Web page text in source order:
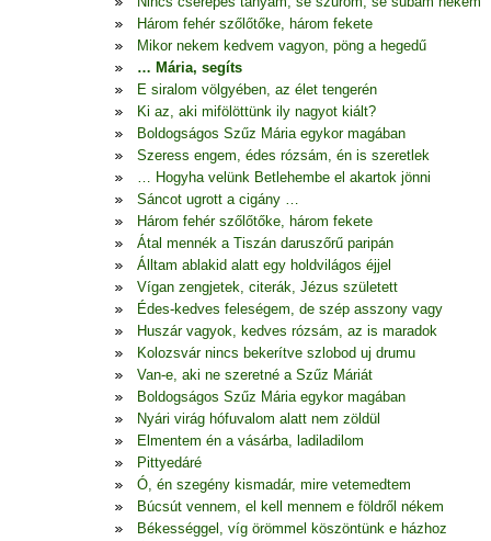
Három fehér szőlőtőke, három fekete
Mikor nekem kedvem vagyon, pöng a hegedű
… Mária, segíts
E siralom völgyében, az élet tengerén
Ki az, aki mifölöttünk ily nagyot kiált?
Boldogságos Szűz Mária egykor magában
Szeress engem, édes rózsám, én is szeretlek
… Hogyha velünk Betlehembe el akartok jönni
Sáncot ugrott a cigány …
Három fehér szőlőtőke, három fekete
Átal mennék a Tiszán daruszőrű paripán
Álltam ablakid alatt egy holdvilágos éjjel
Vígan zengjetek, citerák, Jézus született
Édes-kedves feleségem, de szép asszony vagy
Huszár vagyok, kedves rózsám, az is maradok
Kolozsvár nincs bekerítve szlobod uj drumu
Van-e, aki ne szeretné a Szűz Máriát
Boldogságos Szűz Mária egykor magában
Nyári virág hófuvalom alatt nem zöldül
Elmentem én a vásárba, ladiladilom
Pittyedáré
Ó, én szegény kismadár, mire vetemedtem
Búcsút vennem, el kell mennem e földről nékem
Békességgel, víg örömmel köszöntünk e házhoz